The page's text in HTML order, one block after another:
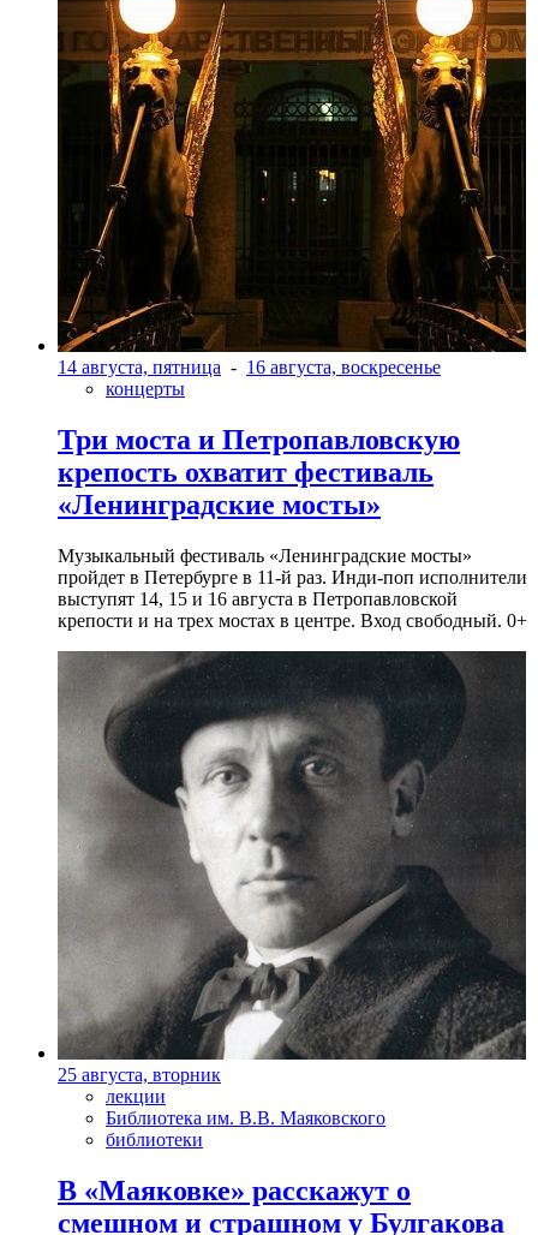
14 августа, пятница - 16 августа, воскресенье
концерты
Три моста и Петропавловскую
крепость охватит фестиваль
«Ленинградские мосты»
Музыкальный фестиваль «Ленинградские мосты»
пройдет в Петербурге в 11-й раз. Инди-поп исполнители
выступят 14, 15 и 16 августа в Петропавловской
крепости и на трех мостах в центре. Вход свободный. 0+
25 августа, вторник
лекции
Библиотека им. В.В. Маяковского
библиотеки
В «Маяковке» расскажут о
смешном и страшном у Булгакова